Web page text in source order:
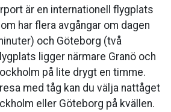
är en internationell flygplats
har flera avgångar om dagen
och Göteborg (två
ligger närmare Granö och
på lite drygt en timme.
med tåg kan du välja nattåget
eller Göteborg på kvällen.